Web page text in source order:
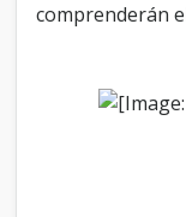
comprenderán